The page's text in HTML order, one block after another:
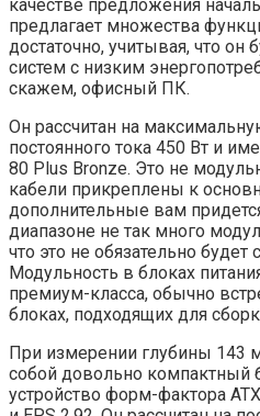
качестве предложения
предлагает множества
достаточно, учитывая, что он
систем с низким
скажем, офисный ПК.
Он рассчитан на
постоянного тока 450 Вт и
80 Plus Bronze. Это не
кабели прикреплены к
дополнительные вам
диапазоне не так много
что это не обязательно будет
Модульность в блоках
премиум-класса, обычно
блоках, подходящих для
При измерении глубины 143
собой довольно компактный
устройство форм-фактора